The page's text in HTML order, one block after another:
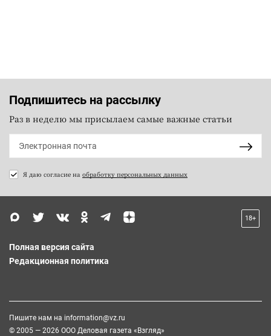
Подпишитесь на рассылку
Раз в неделю мы присылаем самые важные статьи
Я даю согласие на обработку персональных данных
18+
Полная версия сайта
Редакционная политика
Пишите нам на information@vz.ru
© 2005 — 2026 ООО Деловая газета «Взгляд»